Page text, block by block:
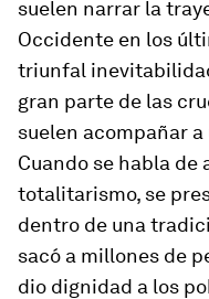
suelen narrar la
Occidente en los
triunfal
gran parte de las
suelen acompañar
Cuando se habla de
totalitarismo, se
dentro de una
sacó a millones de
dio dignidad a los